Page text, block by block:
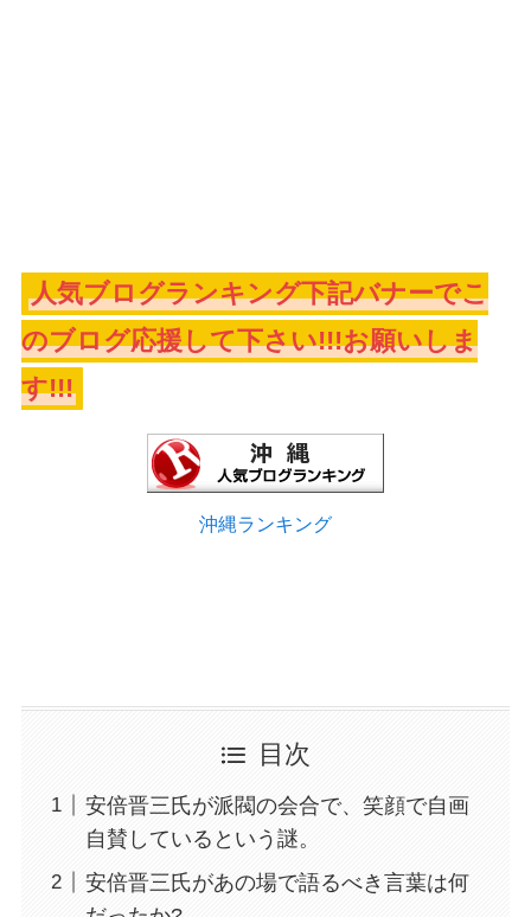
人気ブログランキング下記バナーでこ
のブログ応援して下さい!!!お願いしま
す!!!
沖縄ランキング
目次
安倍晋三氏が派閥の会合で、笑顔で自画
自賛しているという謎。
安倍晋三氏があの場で語るべき言葉は何